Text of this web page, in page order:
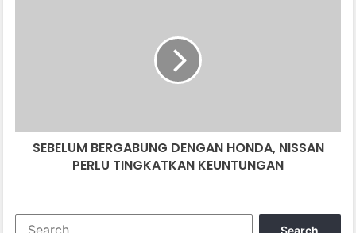
SEBELUM BERGABUNG DENGAN HONDA, NISSAN
PERLU TINGKATKAN KEUNTUNGAN